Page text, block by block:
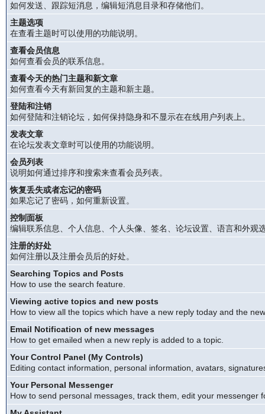
如何发送、跟踪短消息，编辑短消息目录和存储他们。
主题选项
在查看主题时可以使用的功能说明。
查看会员信息
如何查看会员的联系信息。
查看今天的热门主题和新文章
如何查看今天有新回复的主题和新主题。
登陆和注销
如何登陆和注销论坛，如何保持隐身和不显示在在线用户列表上。
发表文章
在论坛发表文章时可以使用的功能说明。
会员列表
说明如何通过排序和搜索来查看会员列表。
恢复丢失或者忘记的密码
如果忘记了密码，如何重新设置。
控制面板
编辑联系信息、个人信息、个人头像、签名、论坛设置、语言和外观
注册的好处
如何注册以及注册会员后的好处。
Searching Topics and Posts
How to use the search feature.
Viewing active topics and new posts
How to view all the topics which have a new reply today and the
Email Notification of new messages
How to get emailed when a new reply is added to a topic.
Your Control Panel (My Controls)
Editing contact information, personal information, avatars,
Your Personal Messenger
How to send personal messages, track them, edit your messenger